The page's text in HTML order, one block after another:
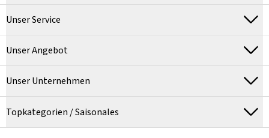
Unser Service
Unser Angebot
Unser Unternehmen
Topkategorien / Saisonales